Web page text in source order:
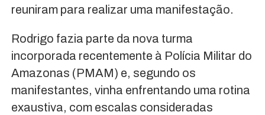
reuniram para realizar uma manifestação.
Rodrigo fazia parte da nova turma
incorporada recentemente à Polícia Militar do
Amazonas (PMAM) e, segundo os
manifestantes, vinha enfrentando uma rotina
exaustiva, com escalas consideradas